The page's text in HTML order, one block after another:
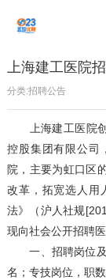
上海建工医院
分类:招聘公告
上海建工医院创
控股集团有限公司
院，主要为虹口区
改革，拓宽选人用
法》（沪人社规
现向社会公开招聘医
一、招聘岗位及
名；专技岗位，职数